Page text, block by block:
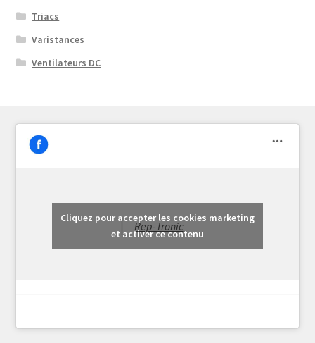
Triacs
Varistances
Ventilateurs DC
Rep-Tronic
Cliquez pour accepter les cookies marketing
et activer ce contenu